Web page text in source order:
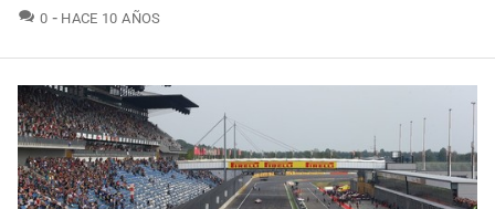
0 COMENTARIOS
HACE 10 AÑOS